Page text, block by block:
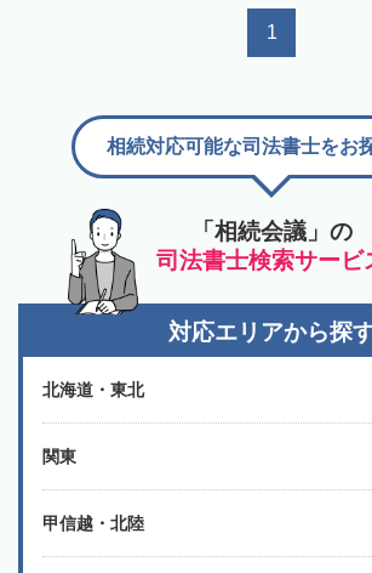
1
「相続会議」の
司法書士検索サービ
相続対応可能な司法書士をお
対応エリアから探
北海道・東北
関東
甲信越・北陸